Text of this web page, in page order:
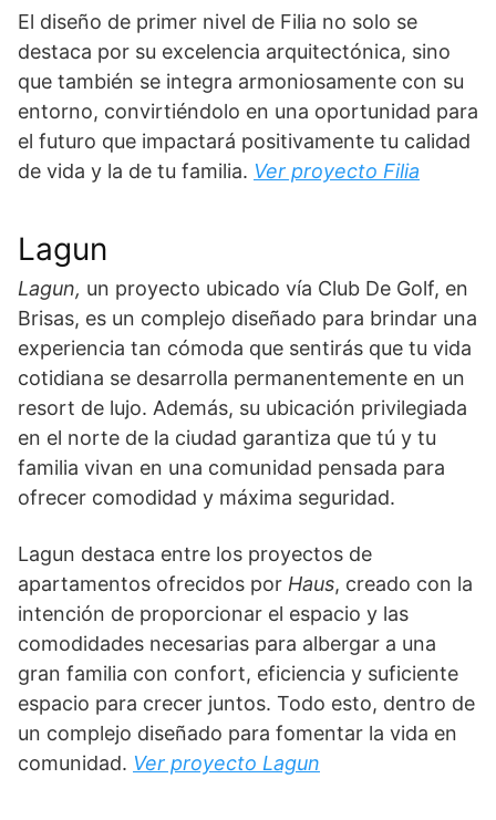
El diseño de primer nivel de Filia no solo se
destaca por su excelencia arquitectónica, sino
que también se integra armoniosamente con su
entorno, convirtiéndolo en una oportunidad para
el futuro que impactará positivamente tu calidad
de vida y la de tu familia. Ver proyecto Filia
Lagun
Lagun, un proyecto ubicado vía Club De Golf, en
Brisas, es un complejo diseñado para brindar una
experiencia tan cómoda que sentirás que tu vida
cotidiana se desarrolla permanentemente en un
resort de lujo. Además, su ubicación privilegiada
en el norte de la ciudad garantiza que tú y tu
familia vivan en una comunidad pensada para
ofrecer comodidad y máxima seguridad.
Lagun destaca entre los proyectos de
apartamentos ofrecidos por Haus, creado con la
intención de proporcionar el espacio y las
comodidades necesarias para albergar a una
gran familia con confort, eficiencia y suficiente
espacio para crecer juntos. Todo esto, dentro de
un complejo diseñado para fomentar la vida en
comunidad. Ver proyecto Lagun